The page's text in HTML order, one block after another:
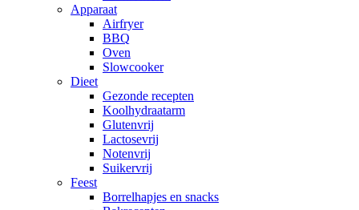
Apparaat
Airfryer
BBQ
Oven
Slowcooker
Dieet
Gezonde recepten
Koolhydraatarm
Glutenvrij
Lactosevrij
Notenvrij
Suikervrij
Feest
Borrelhapjes en snacks